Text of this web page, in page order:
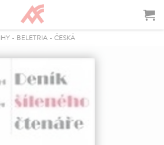
- BELETRIA - ČESKÁ